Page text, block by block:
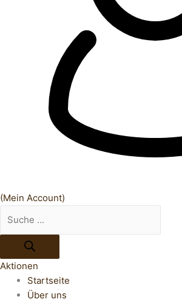
(Mein Account)
Aktionen
Startseite
Über uns